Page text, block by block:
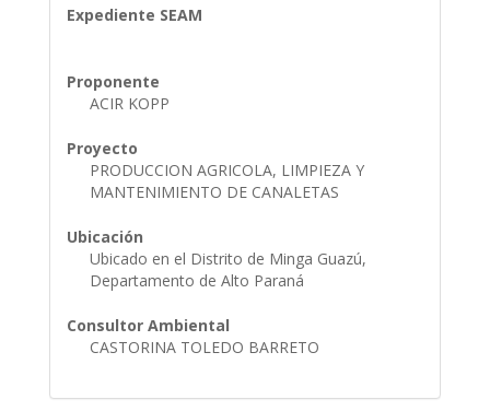
Expediente SEAM
Proponente
ACIR KOPP
Proyecto
PRODUCCION AGRICOLA, LIMPIEZA Y
MANTENIMIENTO DE CANALETAS
Ubicación
Ubicado en el Distrito de Minga Guazú,
Departamento de Alto Paraná
Consultor Ambiental
CASTORINA TOLEDO BARRETO